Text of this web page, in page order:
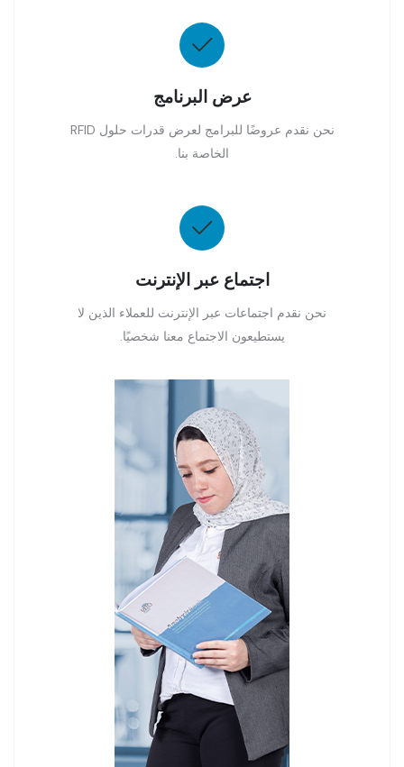
عرض البرنامج
نحن نقدم عروضًا للبرامج لعرض قدرات حلول RFID
الخاصة بنا.
اجتماع عبر الإنترنت
نحن نقدم اجتماعات عبر الإنترنت للعملاء الذين لا
يستطيعون الاجتماع معنا شخصيًا.